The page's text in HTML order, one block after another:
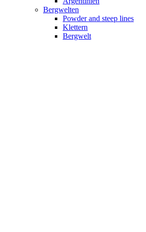
Bergwelten
Powder and steep lines
Klettern
Bergwelt